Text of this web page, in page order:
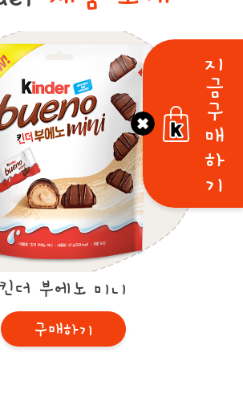
킨더 부에노 미니
구매하기
지
금
구
매
하
기